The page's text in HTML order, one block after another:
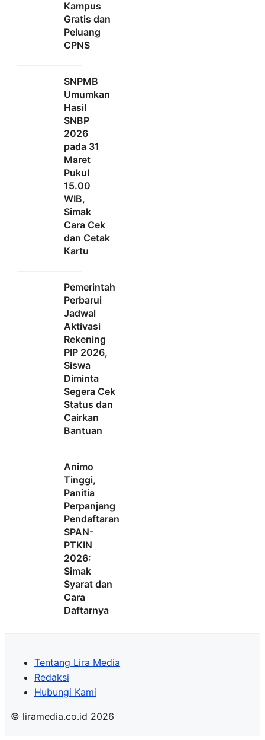
Kampus
Gratis dan
Peluang
CPNS
SNPMB
Umumkan
Hasil
SNBP
2026
pada 31
Maret
Pukul
15.00
WIB,
Simak
Cara Cek
dan Cetak
Kartu
Pemerintah
Perbarui
Jadwal
Aktivasi
Rekening
PIP 2026,
Siswa
Diminta
Segera Cek
Status dan
Cairkan
Bantuan
Animo
Tinggi,
Panitia
Perpanjang
Pendaftaran
SPAN-
PTKIN
2026:
Simak
Syarat dan
Cara
Daftarnya
Tentang Lira Media
Redaksi
Hubungi Kami
© liramedia.co.id 2026